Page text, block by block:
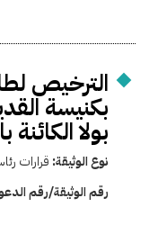
الترخيص
بكنيسة
بولا
نوع الوثيقة: قرارات
رقم الوثيقة/رقم